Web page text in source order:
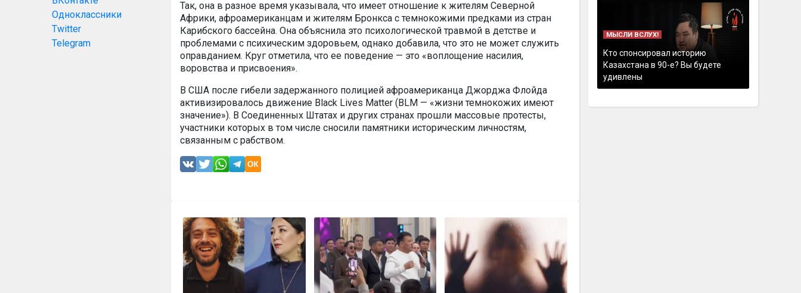
Одноклассники
Twitter
Telegram
Так, она в разное время указывала, что имеет отношение к жителям Северной
Африки, афроамериканцам и жителям Бронкса с темнокожими предками из стран
Карибского бассейна. Она объяснила это психологической травмой в детстве и
проблемами с психическим здоровьем, однако добавила, что это не может служить
оправданием. Круг отметила, что ее поведение — это «воплощение насилия,
воровства и присвоения».
В США после гибели задержанного полицией афроамериканца Джорджа Флойда
активизировалось движение Black Lives Matter (BLM — «жизни темнокожих имеют
значение»). В Соединенных Штатах и других странах прошли массовые протесты,
участники которых в том числе сносили памятники историческим личностям,
связанным с рабством.
МЫСЛИ ВСЛУХ!
Кто спонсировал историю
Казахстана в 90-е? Вы будете
удивлены